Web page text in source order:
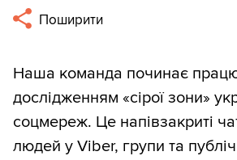
Поширити
Наша команда починає
дослідженням «сірої зони»
соцмереж. Це напівзакриті
людей у Viber, групи та